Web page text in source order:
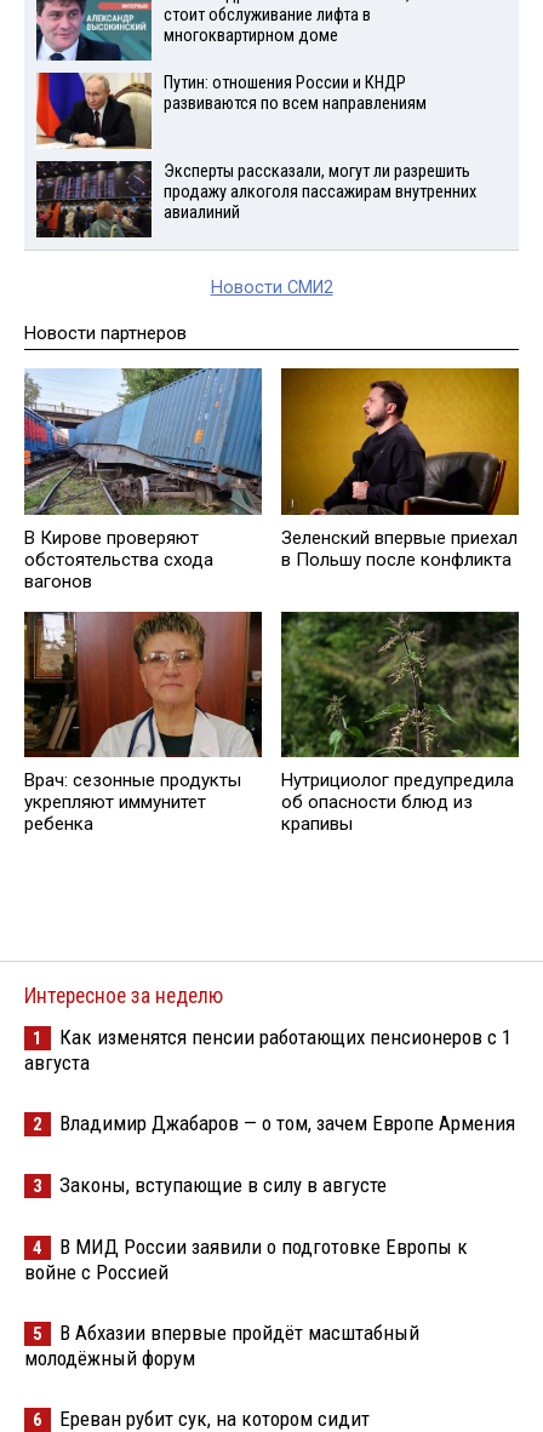
стоит обслуживание лифта в
многоквартирном доме
Путин: отношения России и КНДР
развиваются по всем направлениям
Эксперты рассказали, могут ли разрешить
продажу алкоголя пассажирам внутренних
авиалиний
Новости СМИ2
Новости партнеров
В Кирове проверяют
обстоятельства схода
вагонов
Зеленский впервые приехал
в Польшу после конфликта
Врач: сезонные продукты
укрепляют иммунитет
ребенка
Нутрициолог предупредила
об опасности блюд из
крапивы
Интересное за неделю
1
Как изменятся пенсии работающих пенсионеров с 1
августа
2 Владимир Джабаров — о том, зачем Европе Армения
3 Законы, вступающие в силу в августе
4
В МИД России заявили о подготовке Европы к
войне с Россией
5
В Абхазии впервые пройдёт масштабный
молодёжный форум
6 Ереван рубит сук, на котором сидит